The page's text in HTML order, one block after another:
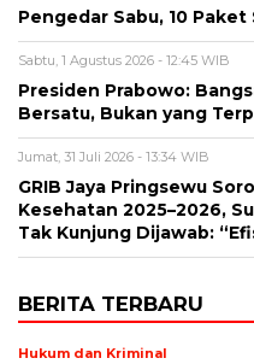
Pengedar Sabu, 10 Paket
Sabtu, 1 Agustus 2026 - 12:45 WIB
Presiden Prabowo:
Bersatu, Bukan yang
Jumat, 31 Juli 2026 - 13:34 WIB
GRIB Jaya Pringsewu
Kesehatan 2025–2026,
Tak Kunjung Dijawab:
BERITA TERBARU
Hukum dan Kriminal